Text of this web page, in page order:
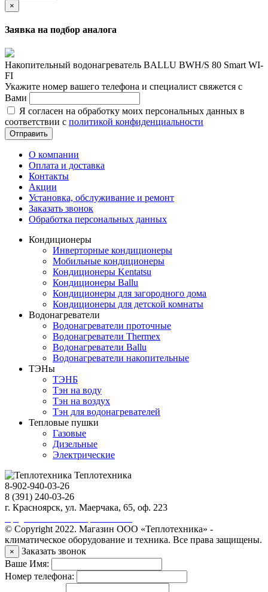
×
Заявка на подбор аналога
Накопительный водонагреватель BALLU BWH/S 80 Smart WI-
FI
Укажите номер вашего телефона и специалист свяжется с
Вами
Я согласен на обработку моих персональных данных в
соответствии с политикой конфиденциальности
Отправить
О компании
Оплата и доставка
Контакты
Акции
Установка, обслуживание и ремонт
Заказать звонок
Обработка персональных данных
Кондиционеры
Инверторные кондиционеры
Мобильные кондиционеры
Кондиционеры Kentatsu
Кондиционеры Ballu
Кондиционеры для загородного дома
Кондиционеры для детской комнаты
Водонагреватели
Водонагреватели проточные
Водонагреватели Thermex
Водонагреватели Ballu
Водонагреватели накопительные
ТЭНы
ТЭНБ
Тэн на воду
Тэн на воздух
Тэн для водонагревателей
Тепловые пушки
Газовые
Дизельные
Электрические
Теплотехника
8-902-940-03-26
8 (391) 240-03-26
г. Красноярск, ул. Маерчака, 65, оф. 223
© Copyright 2022. Магазин ООО «Теплотехника» -
климатическое оборудование и техника. Все права защищены.
×
Заказать звонок
Ваше Имя:
Номер телефона: